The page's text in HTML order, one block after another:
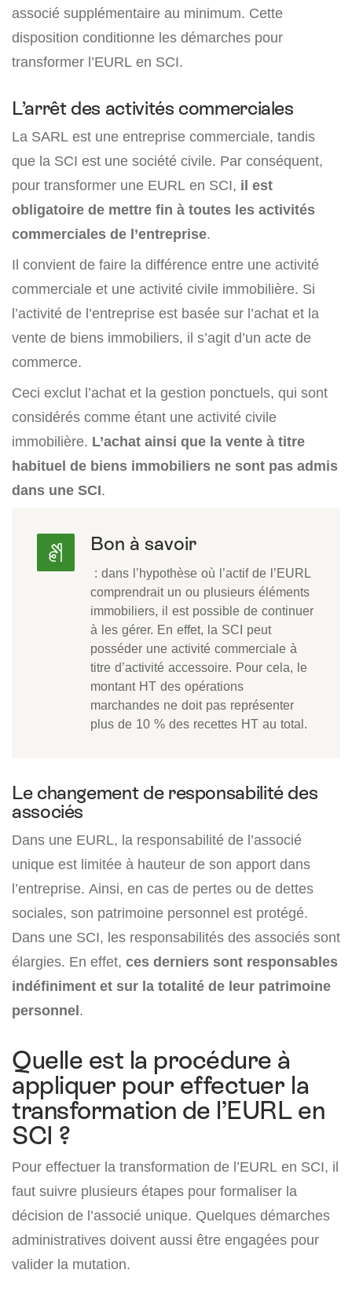
associé supplémentaire au minimum. Cette
disposition conditionne les démarches pour
transformer l’EURL en SCI.
L’arrêt des activités commerciales
La SARL est une entreprise commerciale, tandis
que la SCI est une société civile. Par conséquent,
pour transformer une EURL en SCI, il est
obligatoire de mettre fin à toutes les activités
commerciales de l’entreprise.
Il convient de faire la différence entre une activité
commerciale et une activité civile immobilière. Si
l’activité de l’entreprise est basée sur l’achat et la
vente de biens immobiliers, il s’agit d’un acte de
commerce.
Ceci exclut l’achat et la gestion ponctuels, qui sont
considérés comme étant une activité civile
immobilière. L’achat ainsi que la vente à titre
habituel de biens immobiliers ne sont pas admis
dans une SCI.
Bon à savoir
: dans l’hypothèse où l’actif de l’EURL
comprendrait un ou plusieurs éléments
immobiliers, il est possible de continuer
à les gérer. En effet, la SCI peut
posséder une activité commerciale à
titre d’activité accessoire. Pour cela, le
montant HT des opérations
marchandes ne doit pas représenter
plus de 10 % des recettes HT au total.
Le changement de responsabilité des
associés
Dans une EURL, la responsabilité de l’associé
unique est limitée à hauteur de son apport dans
l’entreprise. Ainsi, en cas de pertes ou de dettes
sociales, son patrimoine personnel est protégé.
Dans une SCI, les responsabilités des associés sont
élargies. En effet, ces derniers sont responsables
indéfiniment et sur la totalité de leur patrimoine
personnel.
Quelle est la procédure à
appliquer pour effectuer la
transformation de l’EURL en
SCI ?
Pour effectuer la transformation de l’EURL en SCI, il
faut suivre plusieurs étapes pour formaliser la
décision de l’associé unique. Quelques démarches
administratives doivent aussi être engagées pour
valider la mutation.